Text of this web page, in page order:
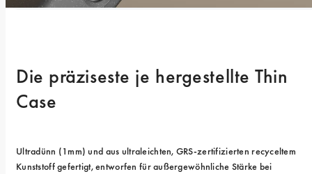
Die präziseste je hergestellte Thin
Case
Ultradünn (1mm) und aus ultraleichten, GRS-zertifizierten recyceltem
Kunststoff gefertigt, entworfen für außergewöhnliche Stärke bei